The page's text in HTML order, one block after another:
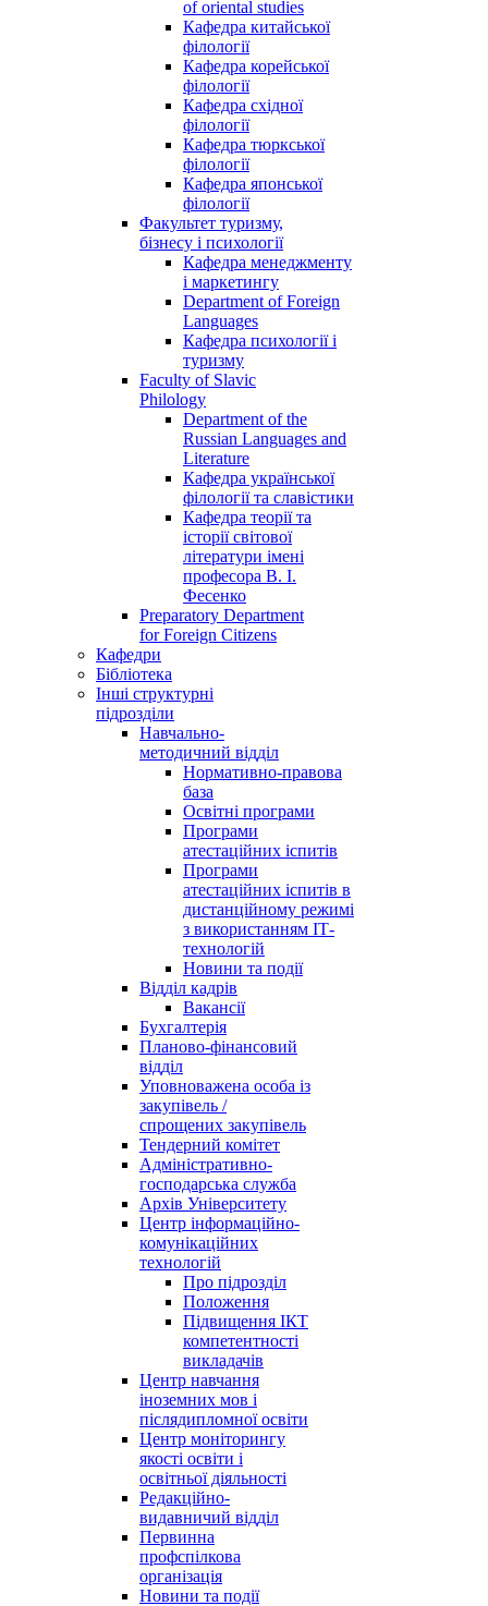
of oriental studies
Кафедра китайської
філології
Кафедра корейської
філології
Кафедра східної
філології
Кафедра тюркської
філології
Кафедра японської
філології
Факультет туризму,
бізнесу і психології
Кафедра менеджменту
і маркетингу
Department of Foreign
Languages
Кафедра психології і
туризму
Faculty of Slavic
Philology
Department of the
Russian Languages and
Literature
Кафедра української
філології та славістики
Кафедра теорії та
історії світової
літератури імені
професора В. І.
Фесенко
Preparatory Department
for Foreign Citizens
Кафедри
Бібліотека
Інші структурні
підрозділи
Навчально-
методичний відділ
Нормативно-правова
база
Освітні програми
Програми
атестаційних іспитів
Програми
атестаційних іспитів в
дистанційному режимі
з використанням ІТ-
технологій
Новини та події
Відділ кадрів
Вакансії
Бухгалтерія
Планово-фінансовий
відділ
Уповноважена особа із
закупівель /
спрощених закупівель
Тендерний комітет
Адміністративно-
господарська служба
Архів Університету
Центр інформаційно-
комунікаційних
технологій
Про підрозділ
Положення
Підвищення ІКТ
компетентності
викладачів
Центр навчання
іноземних мов і
післядипломної освіти
Центр моніторингу
якості освіти і
освітньої діяльності
Редакційно-
видавничий відділ
Первинна
профспілкова
організація
Новини та події